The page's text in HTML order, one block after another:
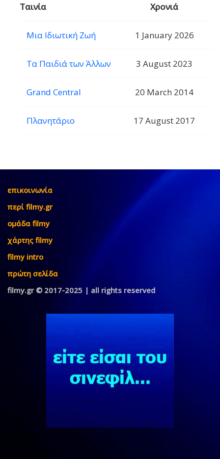
Ταινία Χρονιά
Μια Ιδιωτική Ζωή 1 January 2026
Τα Παιδιά των Άλλων 3 August 2023
Grand Central 20 March 2014
Πλανητάριο 17 August 2017
επικοινωνία
περί filmy.gr
ομάδα filmy
χάρτης filmy
filmy intro
πρώτη σελίδα
filmy.gr © 2017-2025 | all rights reserved